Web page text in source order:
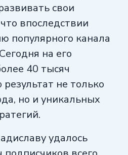
свои
впоследствии
популярного канала
на его
40 тысяч
не только
но и уникальных
удалось